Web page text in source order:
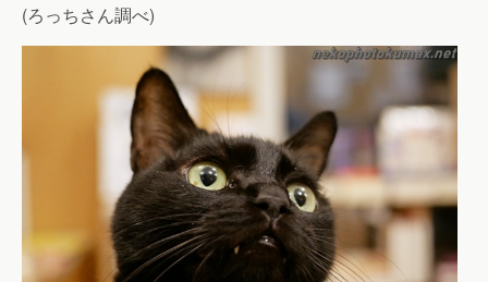
(ろっちさん調べ)